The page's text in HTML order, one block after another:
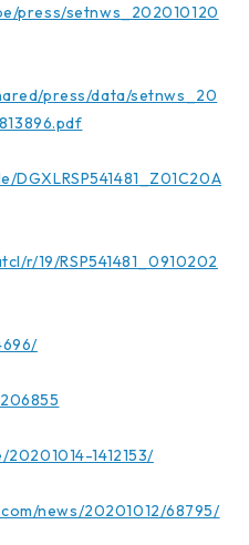
報について
press/setnws_202010120
press/data/setnws_20
r/19/RSP541481_0910202
1412153/
news/20201012/68795/